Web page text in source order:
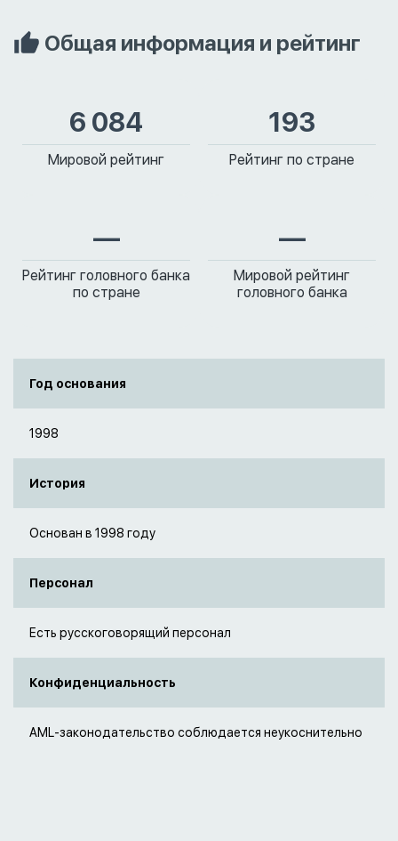
Общая информация и рейтинг
6 084
Мировой рейтинг
193
Рейтинг по стране
—
Рейтинг головного банка
по стране
—
Мировой рейтинг
головного банка
Год основания
1998
История
Основан в 1998 году
Персонал
Есть русскоговорящий персонал
Конфиденциальность
AML-законодательство соблюдается неукоснительно